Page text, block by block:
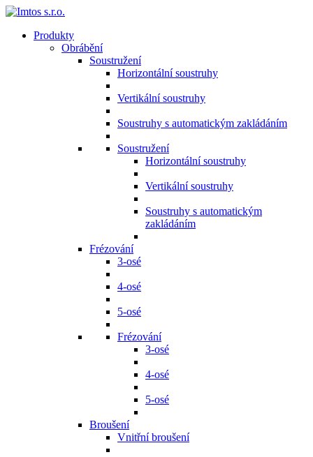
Produkty
Obrábění
Soustružení
Horizontální soustruhy
Vertikální soustruhy
Soustruhy s automatickým zakládáním
Soustružení
Horizontální soustruhy
Vertikální soustruhy
Soustruhy s automatickým
zakládáním
Frézování
3-osé
4-osé
5-osé
Frézování
3-osé
4-osé
5-osé
Broušení
Vnitřní broušení